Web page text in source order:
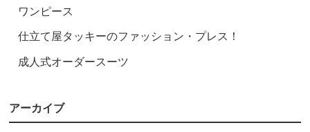
ワンピース
仕立て屋タッキーのファッション・プレス！
成人式オーダースーツ
アーカイブ